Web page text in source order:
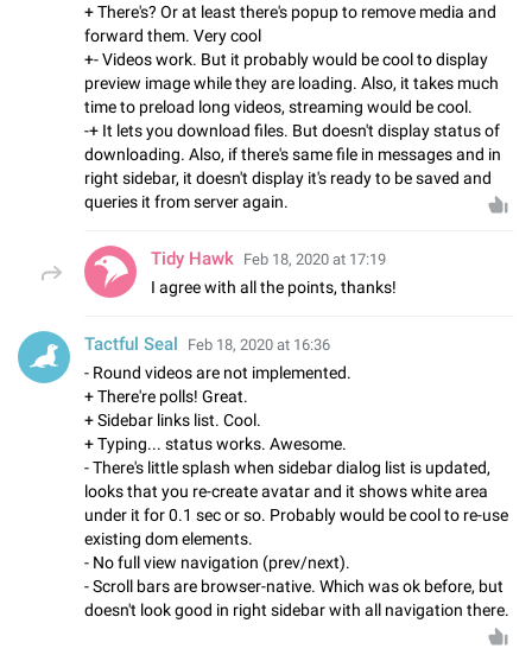
+ There's? Or at least there's popup to remove media and
forward them. Very cool
+- Videos work. But it probably would be cool to display
preview image while they are loading. Also, it takes much
time to preload long videos, streaming would be cool.
-+ It lets you download files. But doesn't display status of
downloading. Also, if there's same file in messages and in
right sidebar, it doesn't display it's ready to be saved and
queries it from server again.
Tidy Hawk Feb 18, 2020 at 17:19
I agree with all the points, thanks!
Tactful Seal Feb 18, 2020 at 16:36
- Round videos are not implemented.
+ There're polls! Great.
+ Sidebar links list. Cool.
+ Typing... status works. Awesome.
- There's little splash when sidebar dialog list is updated,
looks that you re-create avatar and it shows white area
under it for 0.1 sec or so. Probably would be cool to re-use
existing dom elements.
- No full view navigation (prev/next).
- Scroll bars are browser-native. Which was ok before, but
doesn't look good in right sidebar with all navigation there.